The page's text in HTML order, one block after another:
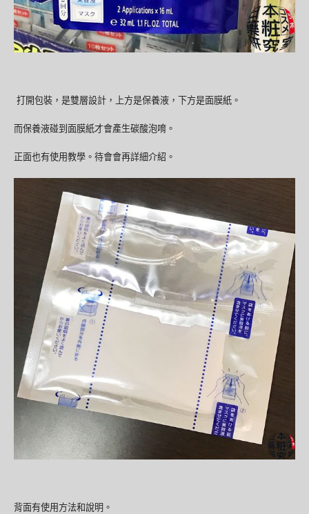
打開包裝，是雙層設計，上方是保養液，下方是面膜紙。
而保養液碰到面膜紙才會產生碳酸泡唷。
正面也有使用教學。待會會再詳細介紹。
背面有使用方法和說明。